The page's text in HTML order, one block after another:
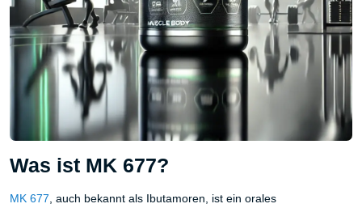
Was ist MK 677?
MK 677 , auch bekannt als Ibutamoren, ist ein orales